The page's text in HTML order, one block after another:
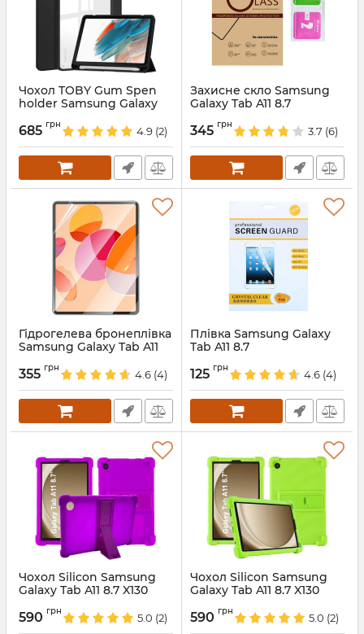
Чохол TOBY Gum Spen
holder Samsung Galaxy
Артикул: 688337
685 грн
4.9 (2)
Захисне скло Samsung
Galaxy Tab A11 8.7
345 грн
3.7 (6)
Гідрогелева бронеплівка
Samsung Galaxy Tab A11
Артикул:688162
355 грн
4.6 (4)
Плівка Samsung Galaxy
Tab A11 8.7
125 грн
4.6 (4)
Чохол Silicon Samsung
Galaxy Tab A11 8.7 X130
Артикул: 688354
590 грн
5.0 (2)
Чохол Silicon Samsung
Galaxy Tab A11 8.7 X130
Артикул: 688352
590 грн
5.0 (2)